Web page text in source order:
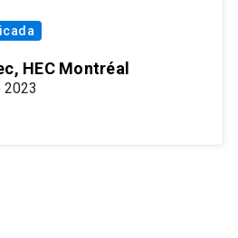
HEC Montréal
2023